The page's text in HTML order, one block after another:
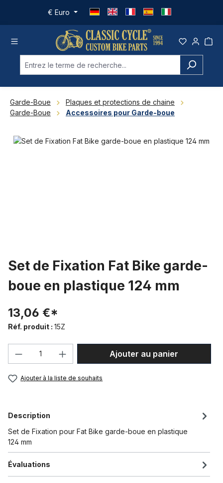
Passer au contenu principal
€ Euro
Garde-Boue
Plaques et protections de chaine
Garde-Boue
Accessoires pour Garde-boue
Ignorer la galerie d'images
Set de Fixation Fat Bike garde-
boue en plastique 124 mm
13,06 €*
Réf. produit : 15Z
Quantité de produit : Entrez la
Ajouter au panier
Ajouter à la liste de souhaits
Description
Set de Fixation pour Fat Bike garde-boue en plastique
124 mm
Évaluations